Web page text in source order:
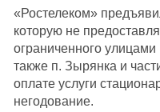
«Ростелеком»
которую не
ограниченного
также п. Зырянка и
оплате услуги
негодование.